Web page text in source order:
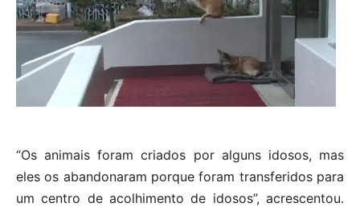
“Os animais foram criados por alguns idosos, mas
eles os abandonaram porque foram transferidos para
um centro de acolhimento de idosos”, acrescentou.